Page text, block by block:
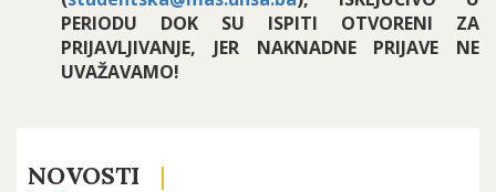
PERIODU DOK SU ISPITI OTVORENI ZA
PRIJAVLJIVANJE, JER NAKNADNE PRIJAVE NE
UVAŽAVAMO!
NOVOSTI